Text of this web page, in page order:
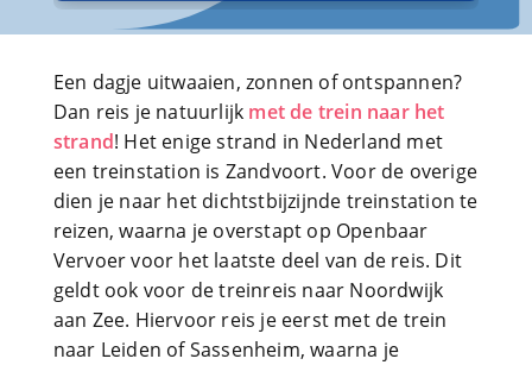
Een dagje uitwaaien, zonnen of ontspannen?
Dan reis je natuurlijk met de trein naar het
strand! Het enige strand in Nederland met
een treinstation is Zandvoort. Voor de overige
dien je naar het dichtstbijzijnde treinstation te
reizen, waarna je overstapt op Openbaar
Vervoer voor het laatste deel van de reis. Dit
geldt ook voor de treinreis naar Noordwijk
aan Zee. Hiervoor reis je eerst met de trein
naar Leiden of Sassenheim, waarna je